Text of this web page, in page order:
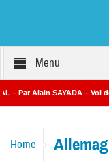
Menu
SAYADA – Vol des neuf
Home